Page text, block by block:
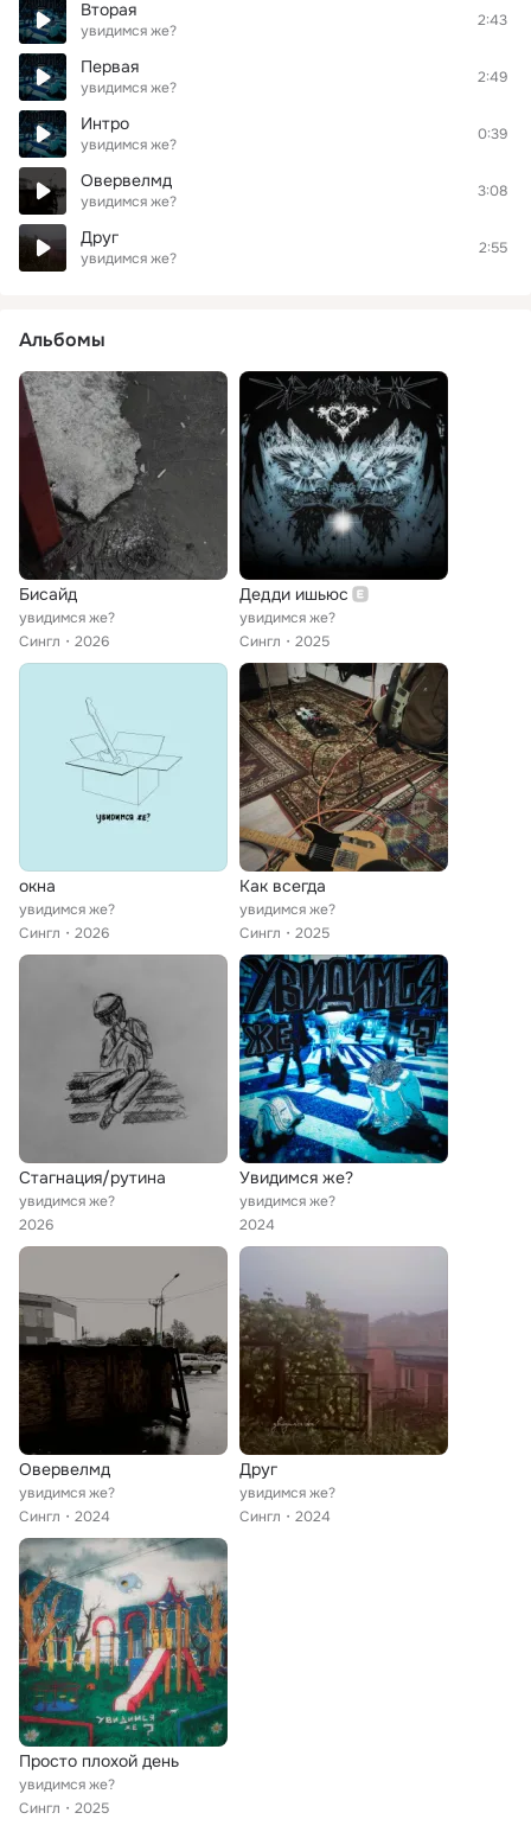
Вторая
увидимся же?
2:43
Первая
увидимся же?
2:49
Интро
увидимся же?
0:39
Овервелмд
увидимся же?
3:08
Друг
увидимся же?
2:55
Альбомы
Бисайд
увидимся же?
Сингл
2026
Дедди ишьюс
увидимся же?
Сингл
2025
окна
увидимся же?
Сингл
2026
Как всегда
увидимся же?
Сингл
2025
Стагнация/рутина
увидимся же?
2026
Увидимся же?
увидимся же?
2024
Овервелмд
увидимся же?
Сингл
2024
Друг
увидимся же?
Сингл
2024
Просто плохой день
увидимся же?
Сингл
2025